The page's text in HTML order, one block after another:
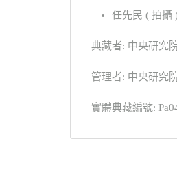
任先民 ( 拍攝
典藏者: 中央研究
管理者: 中央研究
實體典藏編號: